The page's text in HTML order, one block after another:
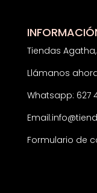
Tiendas
Llámanos
Whatsapp: 627
Email:
Formulario de